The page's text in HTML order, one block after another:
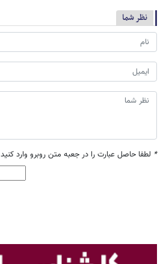
نظر شما
* لطفا حاصل عبارت را در جعبه متن روبرو وارد کنید